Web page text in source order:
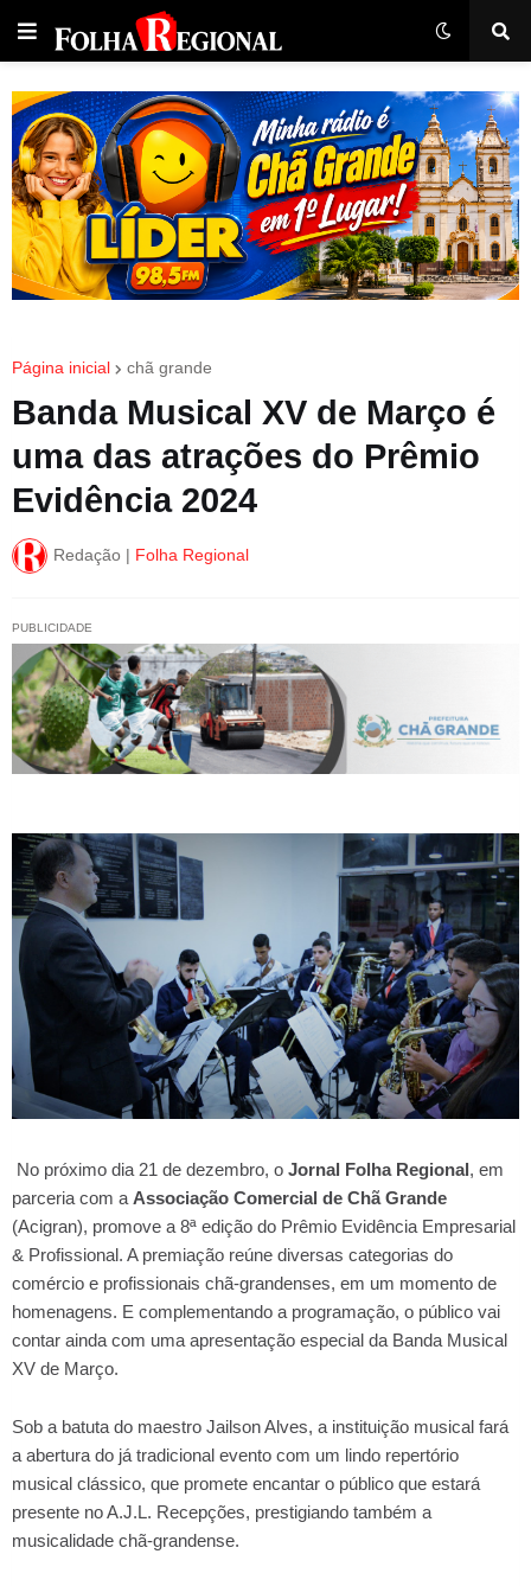
Página inicial chã grande
Banda Musical XV de Março é
uma das atrações do Prêmio
Evidência 2024
Redação | Folha Regional
PUBLICIDADE
No próximo dia 21 de dezembro, o Jornal Folha Regional, em
parceria com a Associação Comercial de Chã Grande
(Acigran), promove a 8ª edição do Prêmio Evidência Empresarial
& Profissional. A premiação reúne diversas categorias do
comércio e profissionais chã-grandenses, em um momento de
homenagens. E complementando a programação, o público vai
contar ainda com uma apresentação especial da Banda Musical
XV de Março.
Sob a batuta do maestro Jailson Alves, a instituição musical fará
a abertura do já tradicional evento com um lindo repertório
musical clássico, que promete encantar o público que estará
presente no A.J.L. Recepções, prestigiando também a
musicalidade chã-grandense.